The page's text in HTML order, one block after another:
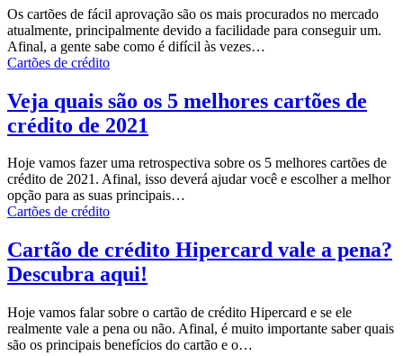
Os cartões de fácil aprovação são os mais procurados no mercado
atualmente, principalmente devido a facilidade para conseguir um.
Afinal, a gente sabe como é difícil às vezes…
Cartões de crédito
Veja quais são os 5 melhores cartões de
crédito de 2021
Hoje vamos fazer uma retrospectiva sobre os 5 melhores cartões de
crédito de 2021. Afinal, isso deverá ajudar você e escolher a melhor
opção para as suas principais…
Cartões de crédito
Cartão de crédito Hipercard vale a pena?
Descubra aqui!
Hoje vamos falar sobre o cartão de crédito Hipercard e se ele
realmente vale a pena ou não. Afinal, é muito importante saber quais
são os principais benefícios do cartão e o…